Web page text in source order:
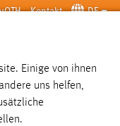
Kontakt DE
SUCHE
Einige von ihnen
uns helfen,